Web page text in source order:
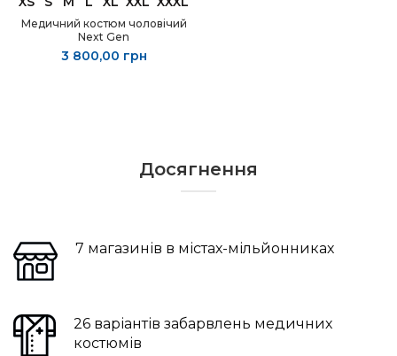
Медичний костюм чоловічий
Next Gen
3 800,00 грн
Досягнення
7 магазинів в містах-мільйонниках
26 варіантів забарвлень медичних
костюмів